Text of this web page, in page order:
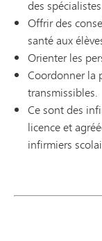
des
Offrir des
santé aux
Orienter les
Coordonner la
transmissibles.
Ce sont des
licence et
infirmiers